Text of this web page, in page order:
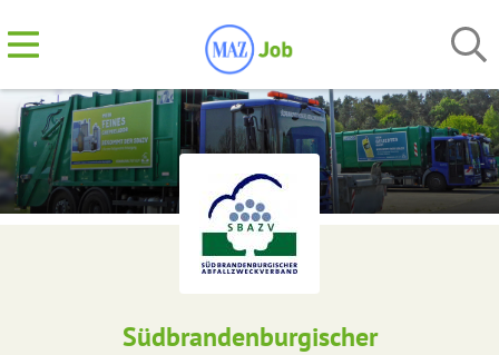
Südbrandenburgischer